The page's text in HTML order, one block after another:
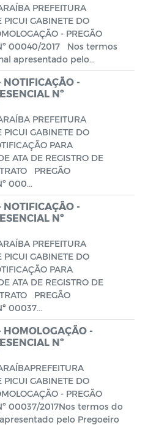
PREFEITURA
PICUI GABINETE DO
- PREGÃO
00040/2017 Nos termos
apresentado pelo...
NOTIFICAÇÃO -
Nº
PREFEITURA
PICUI GABINETE DO
PARA
ATA DE REGISTRO DE
PREGÃO
000...
NOTIFICAÇÃO -
Nº
PREFEITURA
PICUI GABINETE DO
PARA
ATA DE REGISTRO DE
PREGÃO
00037...
HOMOLOGAÇÃO -
Nº
PICUI GABINETE DO
- PREGÃO
00037/2017Nos termos do
pelo Pregoeiro